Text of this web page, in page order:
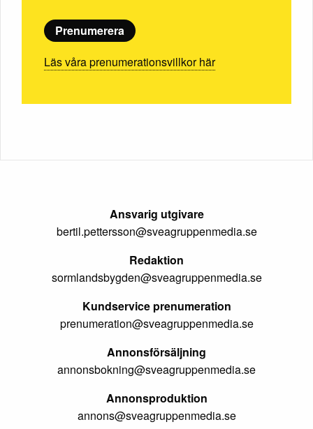
Prenumerera
Läs våra prenumerationsvillkor här
Ansvarig utgivare
bertil.pettersson@sveagruppenmedia.se
Redaktion
sormlandsbygden@sveagruppenmedia.se
Kundservice prenumeration
prenumeration@sveagruppenmedia.se
Annonsförsäljning
annonsbokning@sveagruppenmedia.se
Annonsproduktion
annons@sveagruppenmedia.se